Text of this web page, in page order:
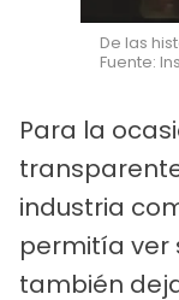
De las
Fuente:
Para la
industria
permitía ver
también